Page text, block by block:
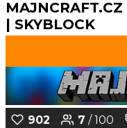
| SKYBLOCK
902 7 / 100